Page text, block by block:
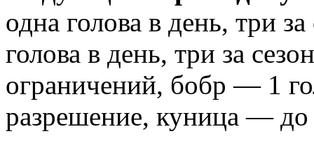
одна голова в день, три
голова в день, три за
ограничений, бобр — 1
разрешение, куница — до